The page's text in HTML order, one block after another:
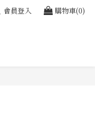
會員登入 購物車(0)